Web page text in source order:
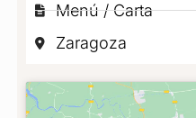
Menú / Carta
Zaragoza